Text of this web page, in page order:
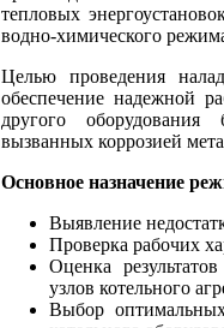
тепловых
водно-химического
Целью проведения
обеспечение надежной
другого
вызванных коррозией
Основное назначение
Выявление
Проверка рабочих
Оценка
узлов котельного
Выбор